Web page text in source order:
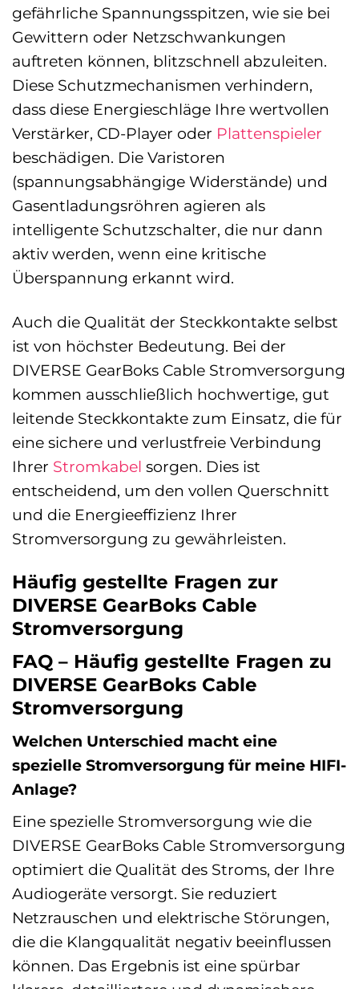
gefährliche Spannungsspitzen, wie sie bei
Gewittern oder Netzschwankungen
auftreten können, blitzschnell abzuleiten.
Diese Schutzmechanismen verhindern,
dass diese Energieschläge Ihre wertvollen
Verstärker, CD-Player oder Plattenspieler
beschädigen. Die Varistoren
(spannungsabhängige Widerstände) und
Gasentladungsröhren agieren als
intelligente Schutzschalter, die nur dann
aktiv werden, wenn eine kritische
Überspannung erkannt wird.
Auch die Qualität der Steckkontakte selbst
ist von höchster Bedeutung. Bei der
DIVERSE GearBoks Cable Stromversorgung
kommen ausschließlich hochwertige, gut
leitende Steckkontakte zum Einsatz, die für
eine sichere und verlustfreie Verbindung
Ihrer Stromkabel sorgen. Dies ist
entscheidend, um den vollen Querschnitt
und die Energieeffizienz Ihrer
Stromversorgung zu gewährleisten.
Häufig gestellte Fragen zur
DIVERSE GearBoks Cable
Stromversorgung
FAQ – Häufig gestellte Fragen zu
DIVERSE GearBoks Cable
Stromversorgung
Welchen Unterschied macht eine
spezielle Stromversorgung für meine HIFI-
Anlage?
Eine spezielle Stromversorgung wie die
DIVERSE GearBoks Cable Stromversorgung
optimiert die Qualität des Stroms, der Ihre
Audiogeräte versorgt. Sie reduziert
Netzrauschen und elektrische Störungen,
die die Klangqualität negativ beeinflussen
können. Das Ergebnis ist eine spürbar